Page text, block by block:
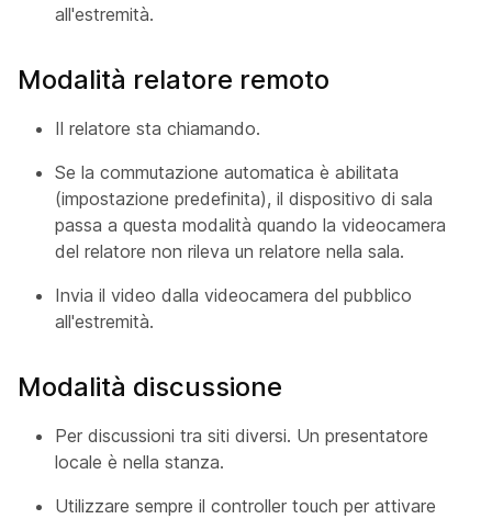
all'estremità.
Modalità relatore remoto
Il relatore sta chiamando.
Se la commutazione automatica è abilitata
(impostazione predefinita), il dispositivo di sala
passa a questa modalità quando la videocamera
del relatore non rileva un relatore nella sala.
Invia il video dalla videocamera del pubblico
all'estremità.
Modalità discussione
Per discussioni tra siti diversi. Un presentatore
locale è nella stanza.
Utilizzare sempre il controller touch per attivare